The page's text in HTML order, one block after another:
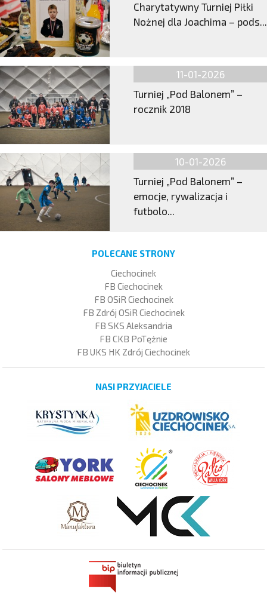
Charytatywny Turniej Piłki
Nożnej dla Joachima – pods...
11-01-2026
Turniej „Pod Balonem” –
rocznik 2018
10-01-2026
Turniej „Pod Balonem” –
emocje, rywalizacja i
futbolo...
POLECANE STRONY
Ciechocinek
FB Ciechocinek
FB OSiR Ciechocinek
FB Zdrój OSiR Ciechocinek
FB SKS Aleksandria
FB CKB PoTężnie
FB UKS HK Zdrój Ciechocinek
NASI PRZYJACIELE